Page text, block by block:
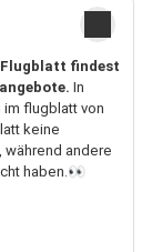
findest
In
flugblatt von
keine
andere
haben.👀